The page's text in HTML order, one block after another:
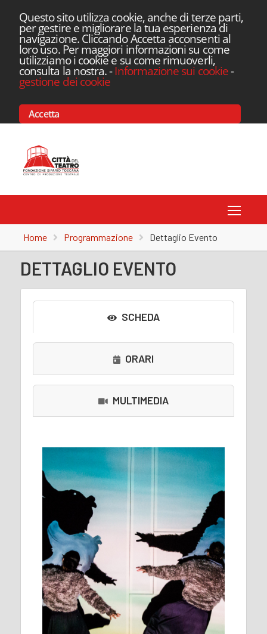
Questo sito utilizza cookie, anche di terze parti,
per gestire e migliorare la tua esperienza di
navigazione. Cliccando Accetta acconsenti al
loro uso. Per maggiori informazioni su come
utilizziamo i cookie e su come rimuoverli,
consulta la nostra.-Informazione sui cookie-
gestione dei cookie
Accetta
Home Programmazione Dettaglio Evento
DETTAGLIO EVENTO
SCHEDA
ORARI
MULTIMEDIA